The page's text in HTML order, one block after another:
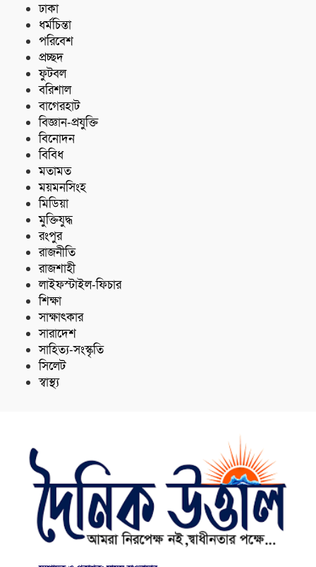
ঢাকা
ধর্মচিন্তা
পরিবেশ
প্রচ্ছদ
ফুটবল
বরিশাল
বাগেরহাট
বিজ্ঞান-প্রযুক্তি
বিনোদন
বিবিধ
মতামত
ময়মনসিংহ
মিডিয়া
মুক্তিযুদ্ধ
রংপুর
রাজনীতি
রাজশাহী
লাইফস্টাইল-ফিচার
শিক্ষা
সাক্ষাৎকার
সারাদেশ
সাহিত্য-সংস্কৃতি
সিলেট
স্বাস্থ্য